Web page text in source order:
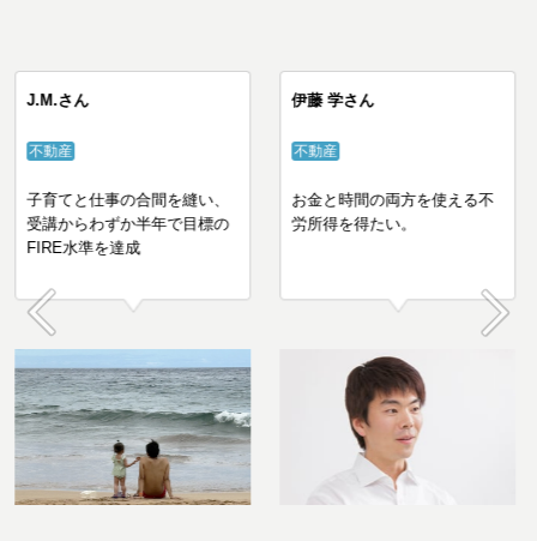
塾
果が出ない状態から
件を次々に購入し、
達成！
子育てと仕事の合間を縫い、
受講からわずか半年で目標の
お金と
Prev Next